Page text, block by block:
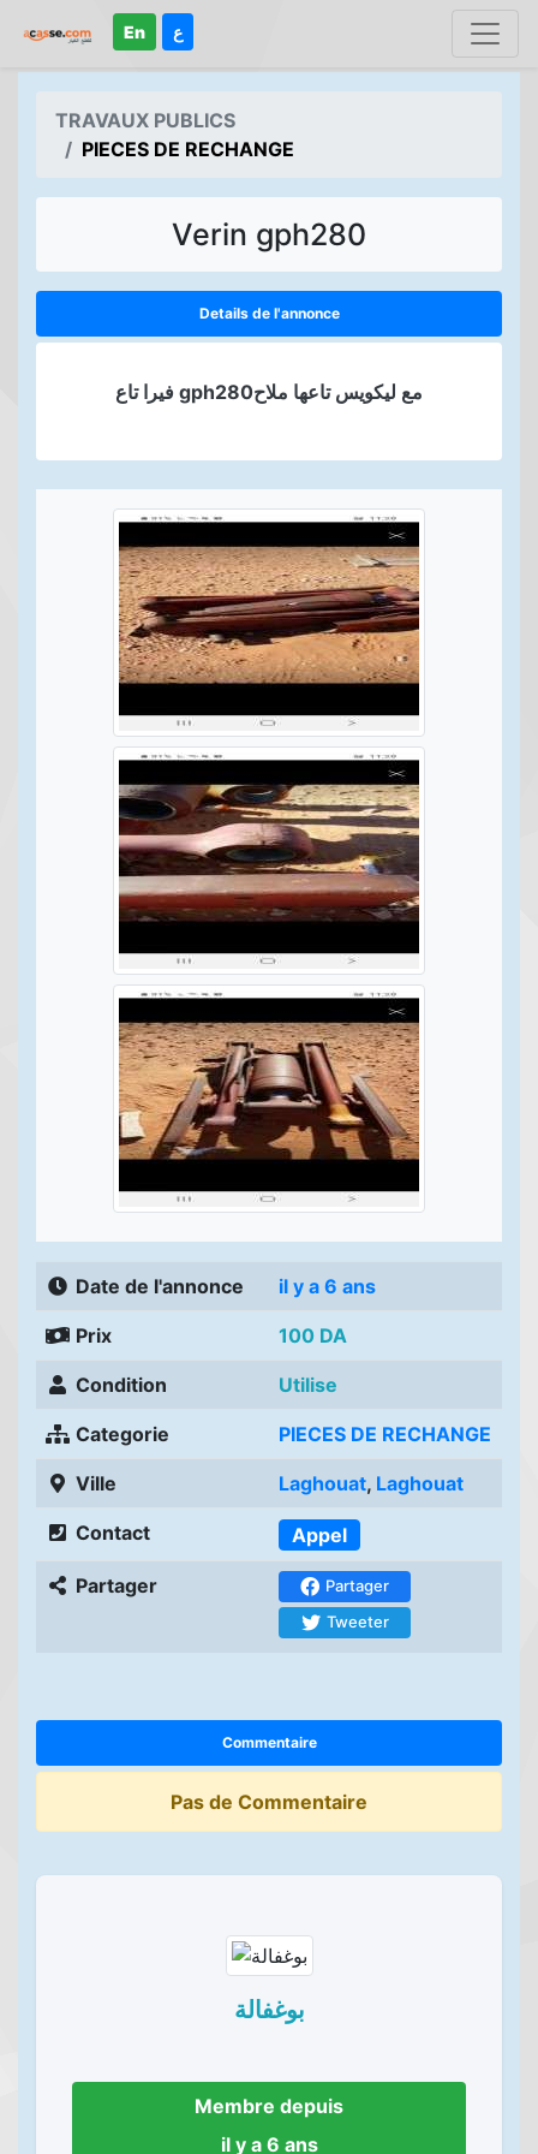
En ع
TRAVAUX PUBLICS
PIECES DE RECHANGE
Verin gph280
Details de l'annonce
فيرا تاع gph280مع ليكويس تاعها ملاح
Date de l'annonce il y a 6 ans
Prix 100 DA
Condition Utilise
Categorie PIECES DE RECHANGE
Ville Laghouat, Laghouat
Contact Appel
Partager
Partager
Tweeter
Commentaire
Pas de Commentaire
بوغفالة
Membre depuis
il y a 6 ans